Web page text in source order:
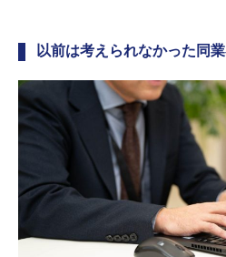
以前は考えられなかった同